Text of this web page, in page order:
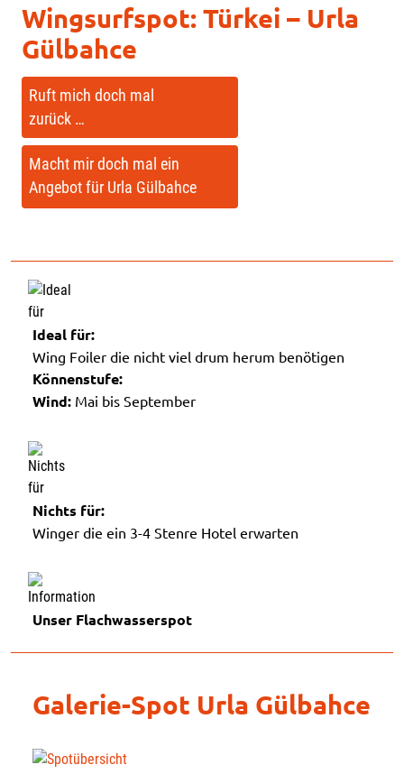
Wingsurfspot: Türkei – Urla
Gülbahce
Ruft mich doch mal
zurück …
Macht mir doch mal ein
Angebot für Urla Gülbahce
Ideal für:
Wing Foiler die nicht viel drum herum benötigen
Könnenstufe:
Wind: Mai bis September
Nichts für:
Winger die ein 3-4 Stenre Hotel erwarten
Unser Flachwasserspot
Galerie-Spot Urla Gülbahce